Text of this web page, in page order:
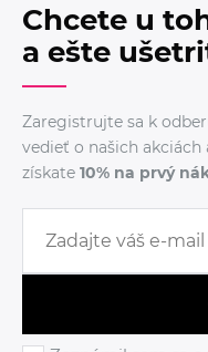
Chcete u
a ešte
Zaregistrujte sa k
vedieť o našich akciách
získate 10% na prvý